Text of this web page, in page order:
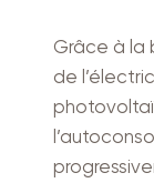
Grâce à la
de